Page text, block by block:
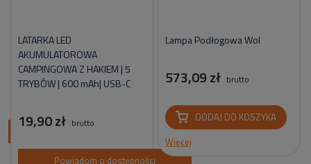
LATARKA LED
AKUMULATOROWA
CAMPINGOWA Z HAKIEM | 5
TRYBÓW | 600 mAh| USB-C
19,90 zł brutto
Powiadom o dostępności
Lampa Podłogowa Wol
573,09 zł brutto
DODAJ DO KOSZYKA
Więcej